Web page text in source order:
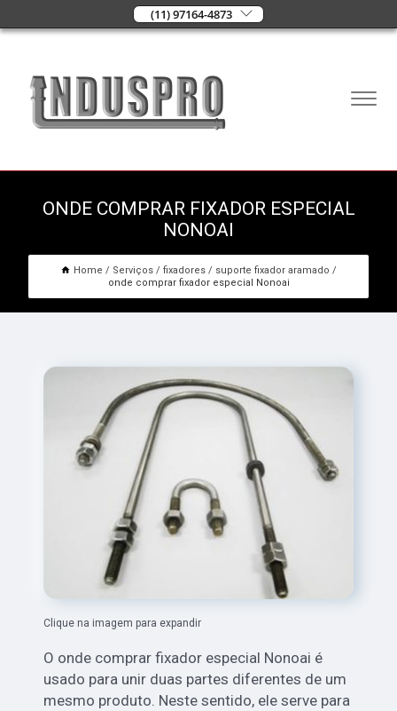
(11) 97164-4873
ONDE COMPRAR FIXADOR ESPECIAL
NONOAI
Home Serviços fixadores
suporte fixador aramado
onde comprar fixador especial Nonoai
Clique na imagem para expandir
O onde comprar fixador especial Nonoai é
usado para unir duas partes diferentes de um
mesmo produto. Neste sentido, ele serve para